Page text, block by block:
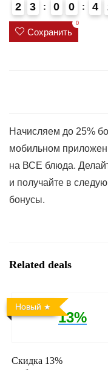
2 3 0 0 4
Сохранить
0
Начисляем до 25%
мобильном
на ВСЕ блюда.
и получайте в
бонусы.
Related deals
Новый
13%
Скидка 13%